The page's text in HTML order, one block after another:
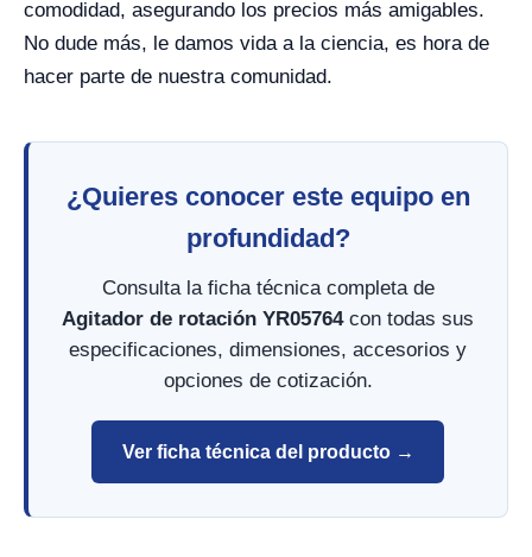
comodidad, asegurando los precios más amigables.
No dude más, le damos vida a la ciencia, es hora de
hacer parte de nuestra comunidad.
¿Quieres conocer este equipo en
profundidad?
Consulta la ficha técnica completa de
Agitador de rotación YR05764con todas sus
especificaciones, dimensiones, accesorios y
opciones de cotización.
Ver ficha técnica del producto →